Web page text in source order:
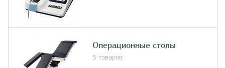
Операционные столы
5 товаров